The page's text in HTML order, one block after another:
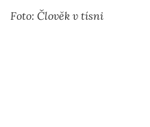
Foto: Člověk v tísni